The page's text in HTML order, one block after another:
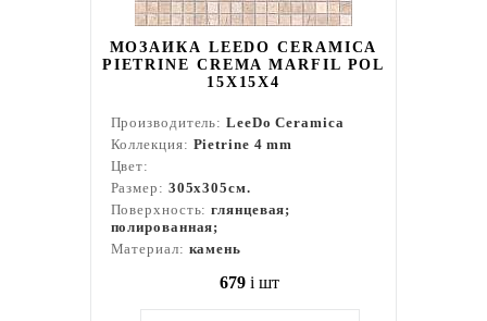
МОЗАИКА LEEDO CERAMICA
PIETRINE CREMA MARFIL POL
15X15X4
Производитель:LeeDo Ceramica
Коллекция: Pietrine 4 mm
Цвет:
Размер: 305x305см.
Поверхность:глянцевая;
полированная;
Материал: камень
679 i шт